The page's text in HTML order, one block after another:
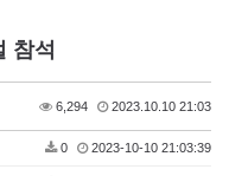
참석
6,294 2023.10.10 21:03
0 2023-10-10 21:03:39